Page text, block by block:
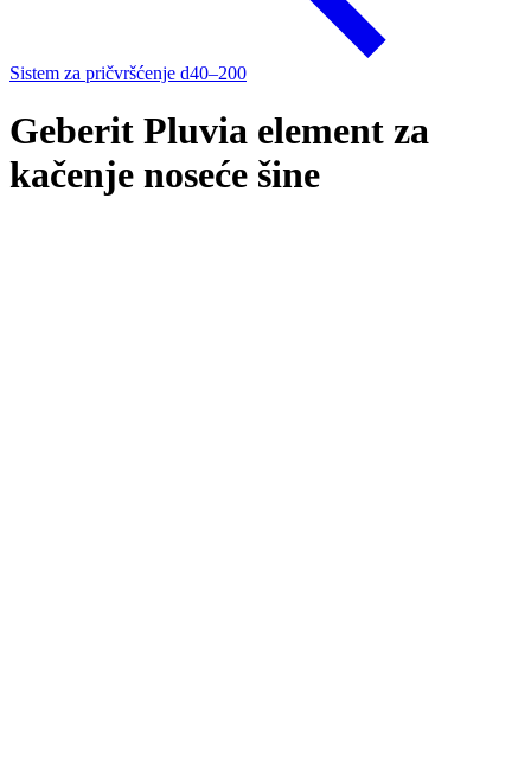
Sistem za pričvršćenje d40–200
Geberit Pluvia element za
kačenje noseće šine